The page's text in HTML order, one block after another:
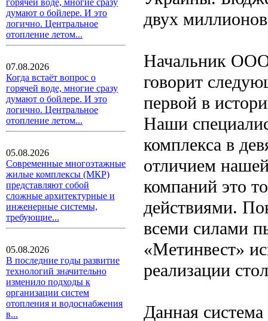
горячей воде, многие сразу
думают о бойлере. И это
логично. Центральное
отопление летом...
07.08.2026
Когда встаёт вопрос о
горячей воде, многие сразу
думают о бойлере. И это
логично. Центральное
отопление летом...
05.08.2026
Современные многоэтажные
жилые комплексы (МКР)
представляют собой
сложные архитектурные и
инженерные системы,
требующие...
05.08.2026
В последние годы развитие
технологий значительно
изменило подходы к
организации систем
отопления и водоснабжения
в...
двух
Начальник
говорит
первой в
Наши
комплекса в
отличием
компаний это
действиями.
всеми силами
«Метинвест»
реализации
Данная